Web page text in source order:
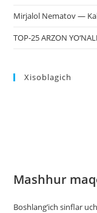
Mirjalol Nematov —
TOP-25 ARZON
Xisoblagich
Mashhur
Boshlang’ich sinflar